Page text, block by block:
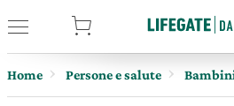
Home Persone e salute